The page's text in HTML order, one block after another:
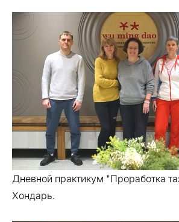
Дневной практикум "Проработка
Хондарь.